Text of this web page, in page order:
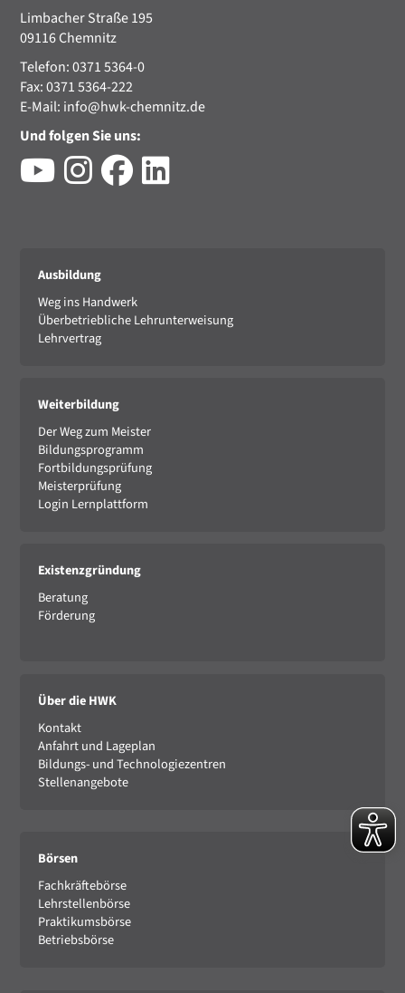
Limbacher Straße 195
09116 Chemnitz
Telefon: 0371 5364-0
Fax: 0371 5364-222
E-Mail: info@hwk-chemnitz.de
Und folgen Sie uns:
Ausbildung
Weg ins Handwerk
Überbetriebliche Lehrunterweisung
Lehrvertrag
Weiterbildung
Der Weg zum Meister
Bildungsprogramm
Fortbildungsprüfung
Meisterprüfung
Login Lernplattform
Existenzgründung
Beratung
Förderung
Über die HWK
Kontakt
Anfahrt und Lageplan
Bildungs- und Technologiezentren
Stellenangebote
Börsen
Fachkräftebörse
Lehrstellenbörse
Praktikumsbörse
Betriebsbörse